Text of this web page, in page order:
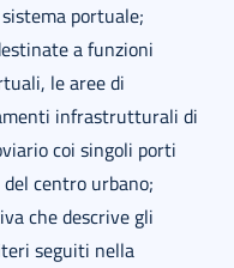
portuale;
a funzioni
le aree di
infrastrutturali di
coi singoli porti
centro urbano;
che descrive gli
seguiti nella